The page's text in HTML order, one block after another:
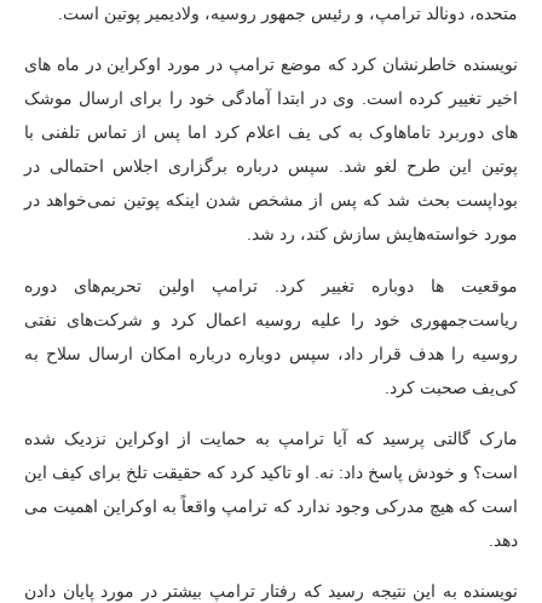
متحده، دونالد ترامپ، و رئیس جمهور روسیه، ولادیمیر پوتین است.
نویسنده خاطرنشان کرد که موضع ترامپ در مورد اوکراین در ماه های
اخیر تغییر کرده است. وی در ابتدا آمادگی خود را برای ارسال موشک
های دوربرد تاماهاوک به کی یف اعلام کرد اما پس از تماس تلفنی با
پوتین این طرح لغو شد. سپس درباره برگزاری اجلاس احتمالی در
بوداپست بحث شد که پس از مشخص شدن اینکه پوتین نمی‌خواهد در
مورد خواسته‌هایش سازش کند، رد شد.
موقعیت ها دوباره تغییر کرد. ترامپ اولین تحریم‌های دوره
ریاست‌جمهوری خود را علیه روسیه اعمال کرد و شرکت‌های نفتی
روسیه را هدف قرار داد، سپس دوباره درباره امکان ارسال سلاح به
کی‌یف صحبت کرد.
مارک گالتی پرسید که آیا ترامپ به حمایت از اوکراین نزدیک شده
است؟ و خودش پاسخ داد: نه. او تاکید کرد که حقیقت تلخ برای کیف این
است که هیچ مدرکی وجود ندارد که ترامپ واقعاً به اوکراین اهمیت می
دهد.
نویسنده به این نتیجه رسید که رفتار ترامپ بیشتر در مورد پایان دادن